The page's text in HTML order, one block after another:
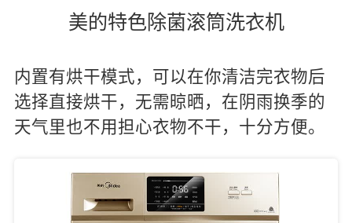
美的特色除菌滚筒洗衣机
内置有烘干模式，可以在你清洁完衣物后
选择直接烘干，无需晾晒，在阴雨换季的
天气里也不用担心衣物不干，十分方便。